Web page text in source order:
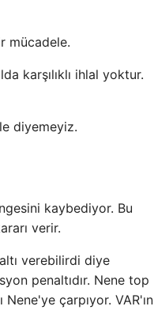
mücadele.
karşılıklı ihlal yoktur.
diyemeyiz.
kaybediyor. Bu
verir.
verebilirdi diye
penaltıdır. Nene top
çarpıyor. VAR'ın